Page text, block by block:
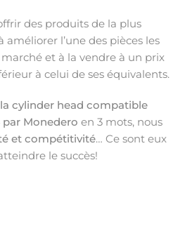
des produits de la plus
améliorer l’une des pièces les
et à la vendre à un prix
à celui de ses équivalents.
la cylinder head compatible
par Monedero en 3 mots, nous
et compétitivité… Ce sont eux
le succès!